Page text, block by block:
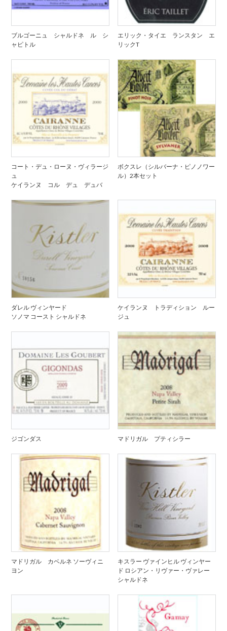
ブルゴーニュ シャルドネ ル シ
ャピトル
エリック・タイエ ランスタン エ
リックT
コート・デュ・ローヌ・ヴィラージ
ュ
ケイランヌ コル デュ デュバ
ボクスレ（シルバーナ・ピノノワー
ル）2本セット
ダレル ヴィンヤード
ソノマ コースト シャルドネ
ケイランヌ トラディション ルー
ジュ
ジゴンダス マドリガル プティシラー
マドリガル カベルネ ソーヴィニ
ヨン
キスラー ヴァインヒル ヴィンヤー
ド ロシアン・リヴァー・ヴァレー
シャルドネ